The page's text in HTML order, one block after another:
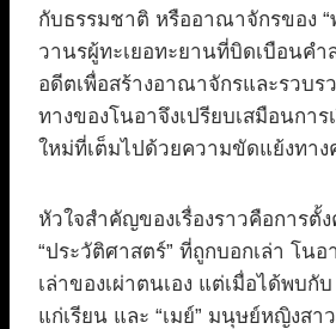
กับธรรมชาติ หรืออาณาจักรของ
วานรผู้ทะเยอทะยานที่บิดเบือนค
อดีตเพื่อสร้างอาณาจักรและรวบร
ทางของโนอาจึงเปรียบเสมือนกา
ใหม่ที่เต็มไปด้วยความขัดแย้งทา
หัวใจสำคัญของเรื่องราวคือการตั้
“ประวัติศาสตร์” ที่ถูกบอกเล่า โนอ
เล่าของเผ่าตนเอง แต่เมื่อได้พบกั
แก่เรียน และ “เมย์” มนุษย์หญิงส